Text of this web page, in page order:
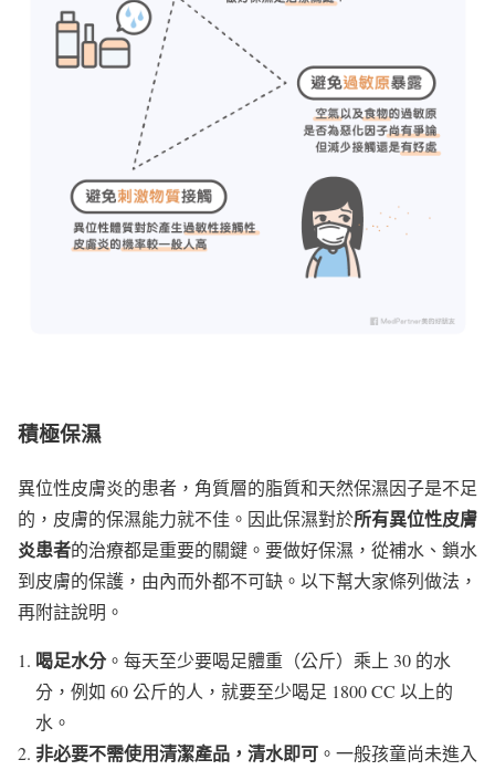
積極保濕
異位性皮膚炎的患者，角質層的脂質和天然保濕因子是不足
的，皮膚的保濕能力就不佳。因此保濕對於所有異位性皮膚
炎患者的治療都是重要的關鍵。要做好保濕，從補水、鎖水
到皮膚的保護，由內而外都不可缺。以下幫大家條列做法，
再附註說明。
喝足水分。每天至少要喝足體重（公斤）乘上 30 的水
分，例如 60 公斤的人，就要至少喝足 1800 CC 以上的
水。
非必要不需使用清潔產品，清水即可 。一般孩童尚未進入